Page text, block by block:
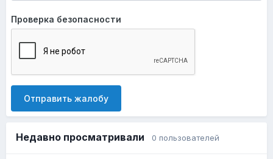
Проверка безопасности
Отправить жалобу
Недавно просматривали 0 пользователей